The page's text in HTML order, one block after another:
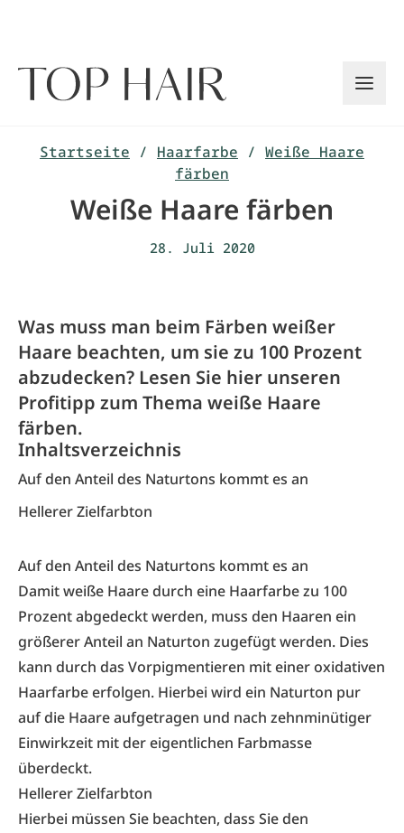
Startseite / Haarfarbe / Weiße Haare
färben
Weiße Haare färben
28. Juli 2020
Was muss man beim Färben weißer
Haare beachten, um sie zu 100 Prozent
abzudecken? Lesen Sie hier unseren
Profitipp zum Thema weiße Haare
färben.
Inhaltsverzeichnis
Auf den Anteil des Naturtons kommt es an
Hellerer Zielfarbton
Auf den Anteil des Naturtons kommt es an
Damit weiße Haare durch eine Haarfarbe zu 100
Prozent abgedeckt werden, muss den Haaren ein
größerer Anteil an Naturton zugefügt werden. Dies
kann durch das Vorpigmentieren mit einer oxidativen
Haarfarbe erfolgen. Hierbei wird ein Naturton pur
auf die Haare aufgetragen und nach zehnminütiger
Einwirkzeit mit der eigentlichen Farbmasse
überdeckt.
Hellerer Zielfarbton
Hierbei müssen Sie beachten, dass Sie den